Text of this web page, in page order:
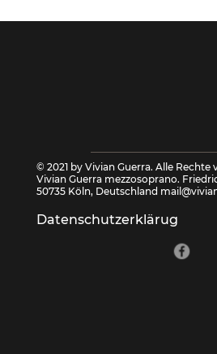
© 2021 by Vivian Guerra. Alle Rechte
Vivian Guerra mezzosoprano.
50735 Köln, Deutschland
Datenschutzerklärug